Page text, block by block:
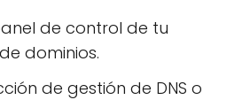
de control de tu
dominios.
de gestión de DNS o